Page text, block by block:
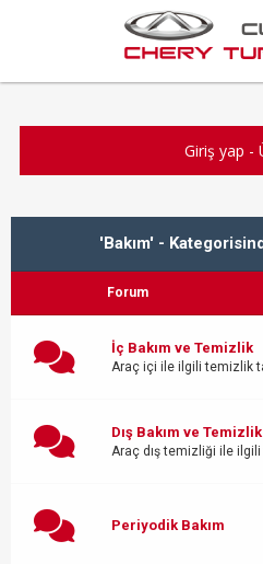
Giriş yap -
'Bakım' -
Forum
İç Bakım ve Temizlik
Araç içi ile ilgili temizlik
Dış Bakım ve Temizlik
Araç dış temizliği ile
Periyodik Bakım